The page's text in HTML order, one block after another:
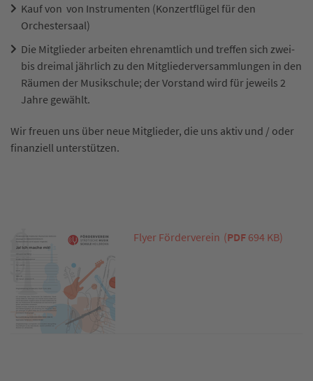
Kauf von von Instrumenten (Konzertflügel für den
Orchestersaal)
Die Mitglieder arbeiten ehrenamtlich und treffen sich zwei-
bis dreimal jährlich zu den Mitgliederversammlungen in den
Räumen der Musikschule; der Vorstand wird für jeweils 2
Jahre gewählt.
Wir freuen uns über neue Mitglieder, die uns aktiv und / oder
finanziell unterstützen.
Flyer Förderverein (PDF 694 KB)